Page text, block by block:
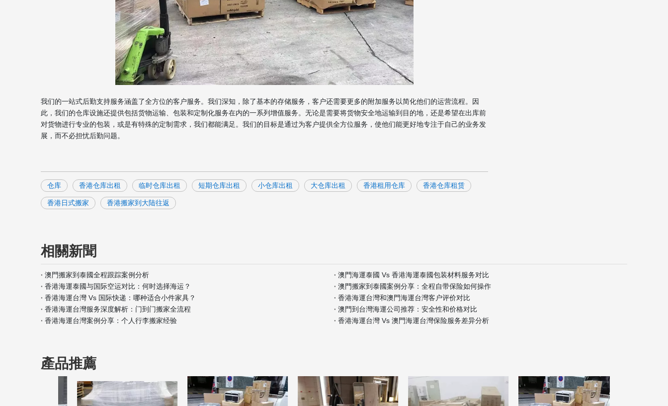
我们的一站式后勤支持服务涵盖了全方位的客户服务。我们深知，除了基本的存储服务，客户还需要更多的附加服务以简化他们的运营流程。因
此，我们的仓库设施还提供包括货物运输、包装和定制化服务在内的一系列增值服务。无论是需要将货物安全地运输到目的地，还是希望在出库前
对货物进行专业的包装，或是有特殊的定制需求，我们都能满足。我们的目标是通过为客户提供全方位服务，使他们能更好地专注于自己的业务发
展，而不必担忧后勤问题。
仓库 香港仓库出租 临时仓库出租 短期仓库出租 小仓库出租 大仓库出租 香港租用仓库 香港仓库租赁
香港日式搬家 香港搬家到大陆往返
相關新聞
澳門搬家到泰國全程跟踪案例分析
澳門海運泰國 Vs 香港海運泰國包装材料服务对比
香港海運泰國与国际空运对比：何时选择海运？
澳門搬家到泰國案例分享：全程自带保险如何操作
香港海運台灣 Vs 国际快递：哪种适合小件家具？
香港海運台灣和澳門海運台灣客户评价对比
香港海運台灣服务深度解析：门到门搬家全流程
澳門到台灣海運公司推荐：安全性和价格对比
香港海運台灣案例分享：个人行李搬家经验
香港海運台灣 Vs 澳門海運台灣保险服务差异分析
產品推薦